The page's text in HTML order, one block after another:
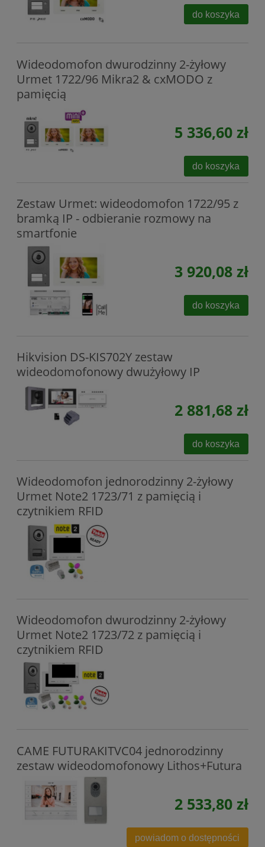
do koszyka
Wideodomofon dwurodzinny 2-żyłowy
Urmet 1722/96 Mikra2 & cxMODO z
pamięcią
5 336,60 zł
do koszyka
Zestaw Urmet: wideodomofon 1722/95 z
bramką IP - odbieranie rozmowy na
smartfonie
3 920,08 zł
do koszyka
Hikvision DS-KIS702Y zestaw
wideodomofonowy dwużyłowy IP
2 881,68 zł
do koszyka
Wideodomofon jednorodzinny 2-żyłowy
Urmet Note2 1723/71 z pamięcią i
czytnikiem RFID
Wideodomofon dwurodzinny 2-żyłowy
Urmet Note2 1723/72 z pamięcią i
czytnikiem RFID
CAME FUTURAKITVC04 jednorodzinny
zestaw wideodomofonowy Lithos+Futura
2 533,80 zł
powiadom o dostępności